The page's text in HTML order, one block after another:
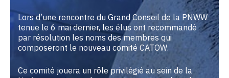
Lors d’une rencontre du Grand Conseil de la PNWW
tenue le 6 mai dernier, les élus ont recommandé
par résolution les noms des membres qui
composeront le nouveau comité CATOW.
Ce comité jouera un rôle privilégié au sein de la